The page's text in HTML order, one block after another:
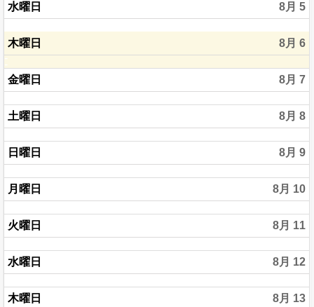
水曜日 8月 5
木曜日 8月 6
金曜日 8月 7
土曜日 8月 8
日曜日 8月 9
月曜日 8月 10
火曜日 8月 11
水曜日 8月 12
木曜日 8月 13